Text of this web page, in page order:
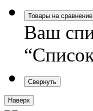
Товары на сравнение
Ваш
Свернуть
Наверх